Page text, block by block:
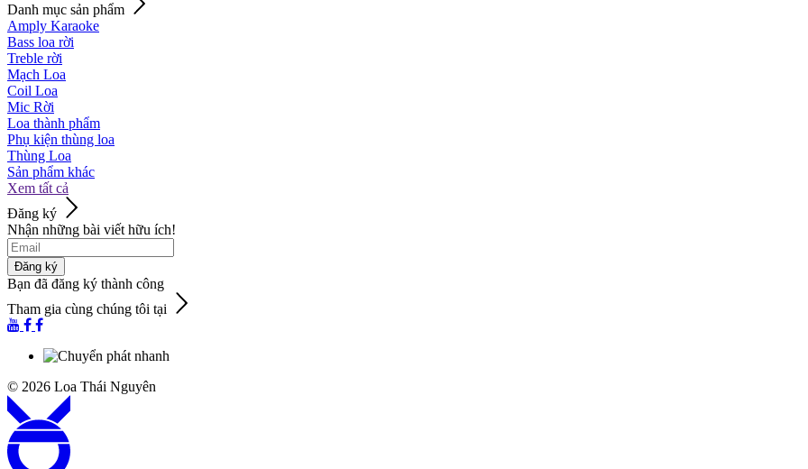
Danh mục sản phẩm
Amply Karaoke
Bass loa rời
Treble rời
Mạch Loa
Coil Loa
Mic Rời
Loa thành phẩm
Phụ kiện thùng loa
Thùng Loa
Sản phẩm khác
Xem tất cả
Đăng ký
Nhận những bài viết hữu ích!
Đăng ký
Bạn đã đăng ký thành công
Tham gia cùng chúng tôi tại
© 2026 Loa Thái Nguyên